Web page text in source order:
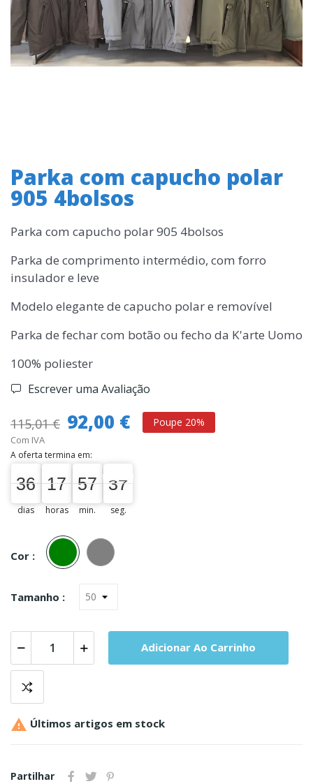
Parka com capucho polar
905 4bolsos
Parka com capucho polar 905 4bolsos
Parka de comprimento intermédio, com forro
insulador e leve
Modelo elegante de capucho polar e removível
Parka de fechar com botão ou fecho da K'arte Uomo
100% poliester
Escrever uma Avaliação
115,01 € 92,00 € Poupe 20%
Com IVA
A oferta termina em:
36
36
00
dias
17
17
00
horas
57
57
00
min.
36
36
37
seg.
Cor :
Verde
Tamanho :
Adicionar Ao Carrinho
 Últimos artigos em stock
Partilhar